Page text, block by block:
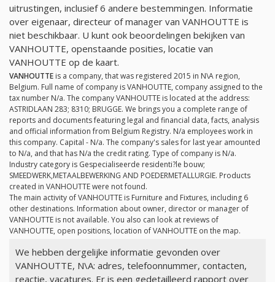
uitrustingen, inclusief 6 andere bestemmingen. Informatie
over eigenaar, directeur of manager van VANHOUTTE is
niet beschikbaar. U kunt ook beoordelingen bekijken van
VANHOUTTE, openstaande posities, locatie van
VANHOUTTE op de kaart.
VANHOUTTE is a company, that was registered 2015 in N\A region,
Belgium. Full name of company is VANHOUTTE, company assigned to the
tax number N/a. The company VANHOUTTE is located at the address:
ASTRIDLAAN 283; 8310; BRUGGE. We brings you a complete range of
reports and documents featuring legal and financial data, facts, analysis
and official information from Belgium Registry. N/a employees work in
this company. Capital - N/a. The company's sales for last year amounted
to N/a, and that has N/a the credit rating. Type of company is N/a.
Industry category is Gespecialiseerde residenti?le bouw;
SMEEDWERK,METAALBEWERKING AND POEDERMETALLURGIE. Products
created in VANHOUTTE were not found.
The main activity of VANHOUTTE is Furniture and Fixtures, including 6
other destinations. Information about owner, director or manager of
VANHOUTTE is not available. You also can look at reviews of
VANHOUTTE, open positions, location of VANHOUTTE on the map.
We hebben dergelijke informatie gevonden over
VANHOUTTE, N\A: adres, telefoonnummer, contacten,
reactie, vacatures. Er is een gedetailleerd rapport over